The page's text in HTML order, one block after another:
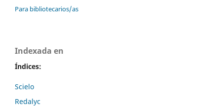
Para bibliotecarios/as
Indexada en
Índices:
Scielo
Redalyc